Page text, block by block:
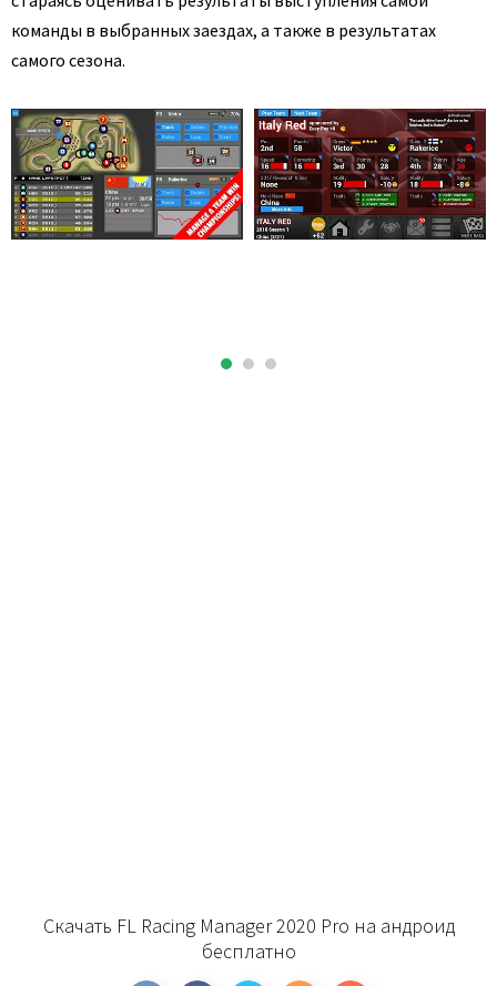
команды в выбранных заездах, а также в результатах
самого сезона.
Скачать FL Racing Manager 2020 Pro на андроид
бесплатно